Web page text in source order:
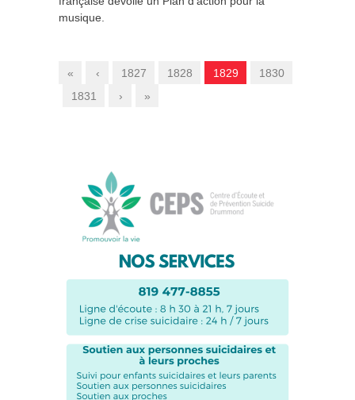
musique.
« ‹ 1827 1828 1829
1830
1831
› »